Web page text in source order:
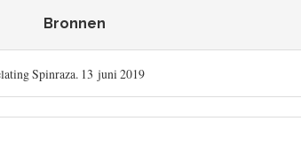
Bronnen
Spinraza. 13 juni 2019